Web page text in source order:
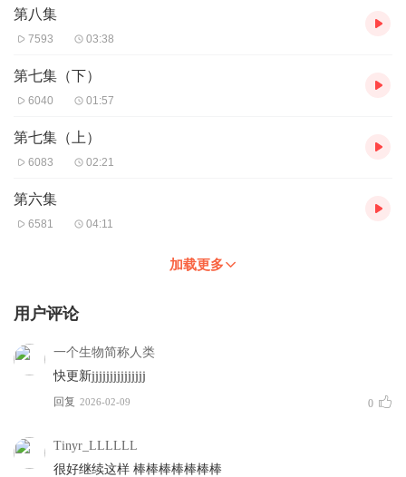
第八集
7593 03:38
第七集（下）
6040 01:57
第七集（上）
6083 02:21
第六集
6581 04:11
加载更多
用户评论
一个生物简称人类
快更新jjjjjjjjjjjjjjj
回复 2026-02-09 0
Tinyr_LLLLLL
很好继续这样 棒棒棒棒棒棒棒